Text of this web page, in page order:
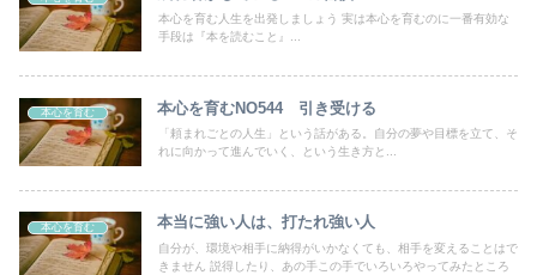
本心を育む人生を出発しましょう 実は本心を育むのに一番有効な
手段は『本を読むこと』...
本心を育む 本心を育むNO544 引き受ける
「頼まれごとの人生」という話がある。自分の夢や目標を立て、そ
れに向かって進んでいく、という生き方と...
本心を育む 本当に強い人は、打たれ強い人
自分が、環境や相手に納得がいかなくても、相手を変えることはで
きません 説得したり、あの手この手でいろいろやってみたところ